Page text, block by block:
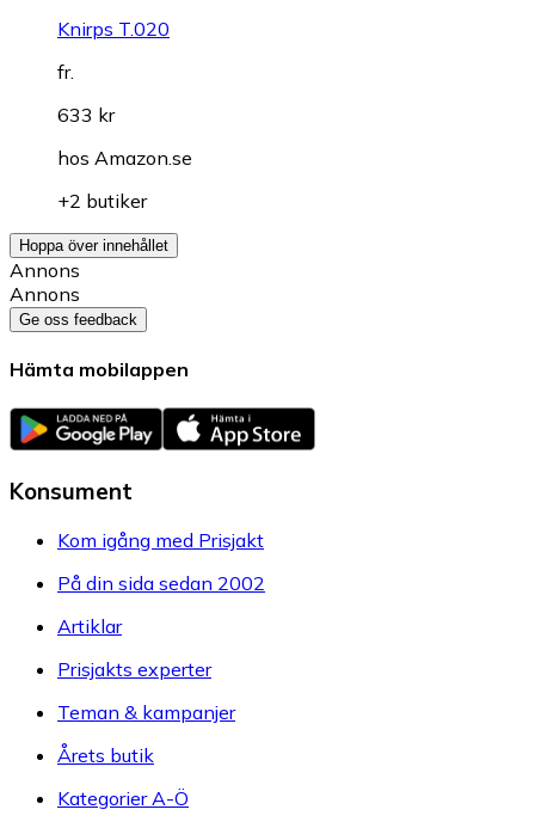
Knirps T.020
fr.
633 kr
hos Amazon.se
+2 butiker
Hoppa över innehållet
Annons
Annons
Ge oss feedback
Hämta mobilappen
Konsument
Kom igång med Prisjakt
På din sida sedan 2002
Artiklar
Prisjakts experter
Teman & kampanjer
Årets butik
Kategorier A-Ö